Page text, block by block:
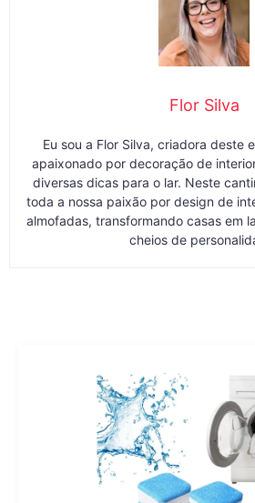
Flor Silva
Eu sou a Flor Silva, criadora deste
apaixonado por decoração de
diversas dicas para o lar. Neste
toda a nossa paixão por design de
almofadas, transformando casas em
cheios de